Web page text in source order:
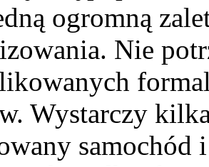
ogromną
Nie
Wystarczy
samochód